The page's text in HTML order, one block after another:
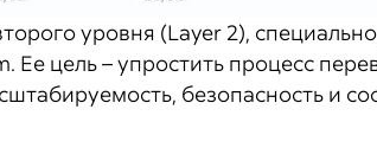
уровня (Layer 2),
Ее цель – упростить процесс
безопасность и